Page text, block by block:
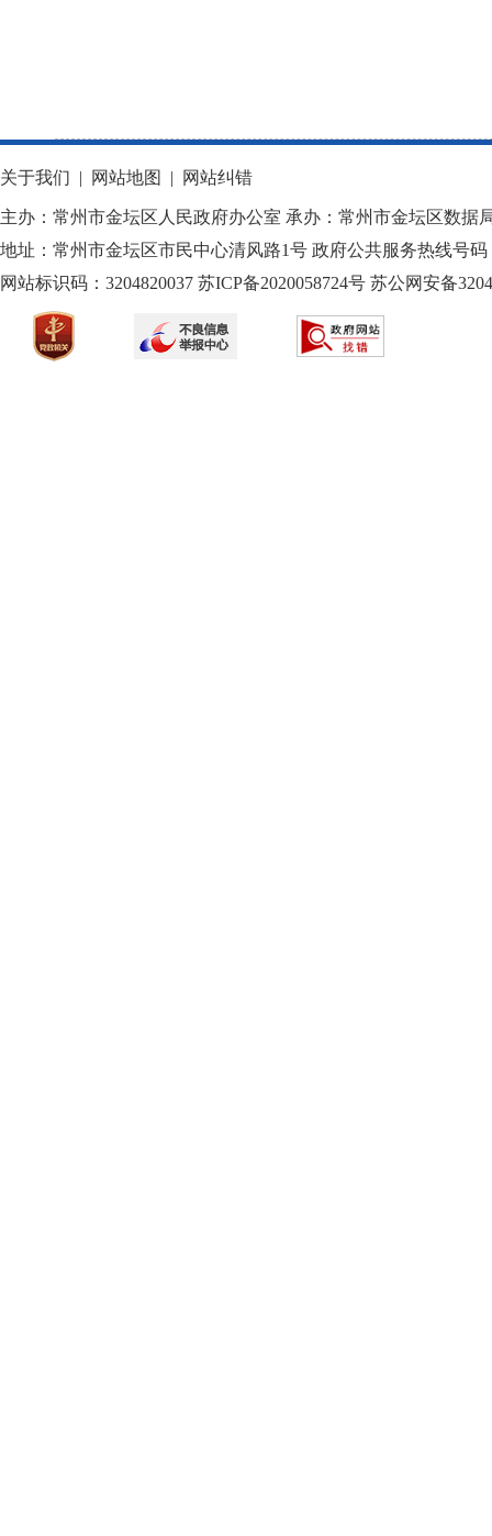
关于我们 | 网站地图 | 网站纠错
主办：常州市金坛区人民政府办公室 承办：常州市金坛区数据
地址：常州市金坛区市民中心清风路1号 政府公共服务热线号码
网站标识码：3204820037 苏ICP备2020058724号 苏公网安备